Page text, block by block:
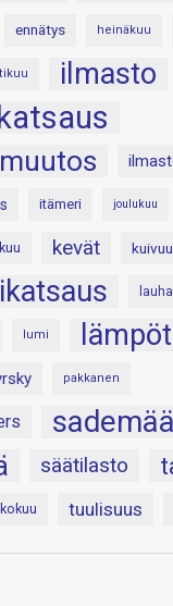
ennätys heinäkuu
ilmasto
itämeri joulukuu
kevät
lauha
lumi
pakkanen
säätilasto
tuulisuus